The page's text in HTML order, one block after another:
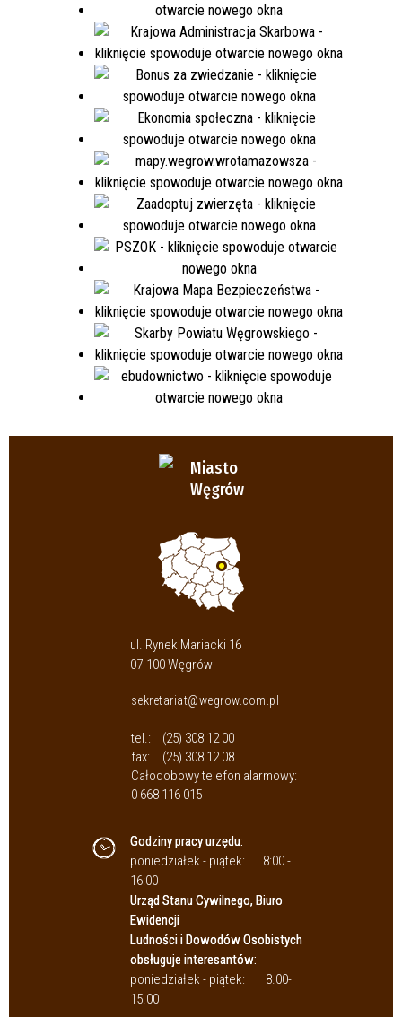
Miasto
Węgrów
ul. Rynek Mariacki 16
07-100 Węgrów
sekretariat@wegrow.com.pl
tel.:
(25) 308 12 00
fax:
(25) 308 12 08
Całodobowy telefon alarmowy:
0 668 116 015
Godziny pracy urzędu:
poniedziałek - piątek:
8:00 -
16:00
Urząd Stanu Cywilnego, Biuro
Ewidencji
Ludności i Dowodów Osobistych
obsługuje interesantów:
poniedziałek - piątek:
8.00-
15.00